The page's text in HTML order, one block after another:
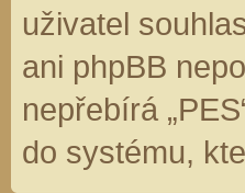
uživatel
ani phpBB
nepřebírá
do systému,